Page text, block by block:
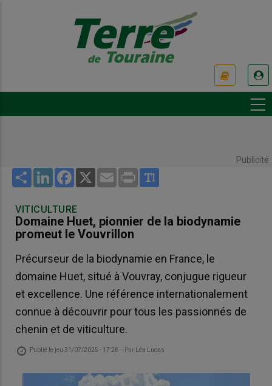
Publicité
Share LinkedInFacebook
X Email Print
VITICULTURE
Domaine Huet, pionnier de la biodynamie
promeut le Vouvrillon
Précurseur de la biodynamie en France, le
domaine Huet, situé à Vouvray, conjugue rigueur
et excellence. Une référence internationalement
connue à découvrir pour tous les passionnés de
chenin et de viticulture.
Publié le jeu 31/07/2025 - 17:28 - Par Léa Lucas